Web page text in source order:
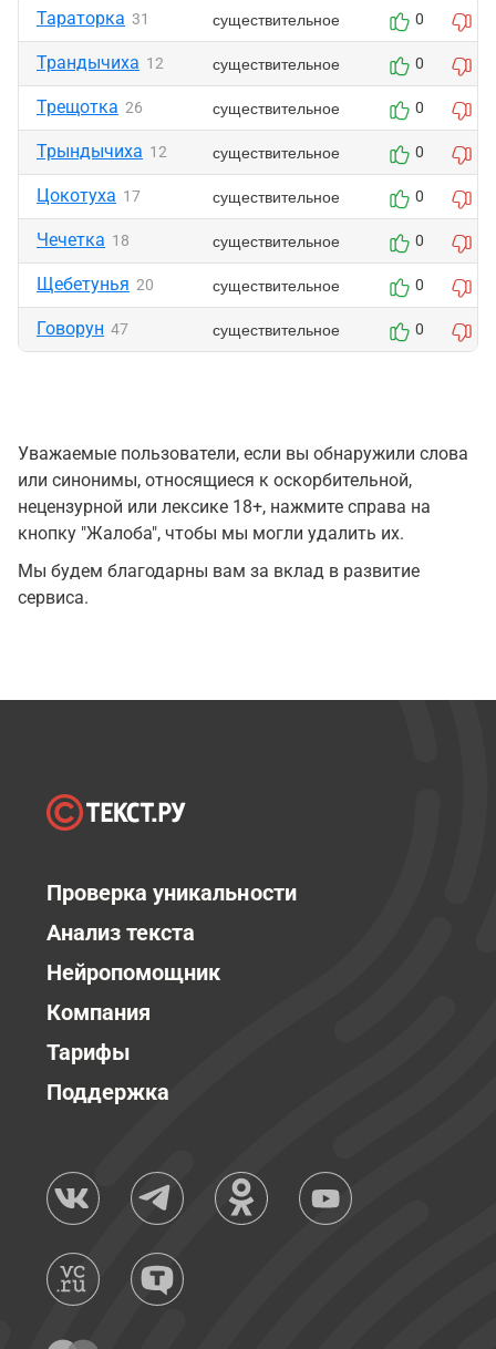
Тараторка 31 существительное 0
Трандычиха 12 существительное 0
Трещотка 26 существительное 0
Трындычиха 12 существительное 0
Цокотуха 17 существительное 0
Чечетка 18 существительное 0
Щебетунья 20 существительное 0
Говорун 47 существительное 0
Уважаемые пользователи, если вы обнаружили слова
или синонимы, относящиеся к оскорбительной,
нецензурной или лексике 18+, нажмите справа на
кнопку "Жалоба", чтобы мы могли удалить их.
Мы будем благодарны вам за вклад в развитие
сервиса.
Проверка уникальности
Анализ текста
Нейропомощник
Компания
Тарифы
Поддержка